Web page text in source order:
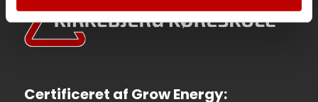
Certificeret af Grow Energy: